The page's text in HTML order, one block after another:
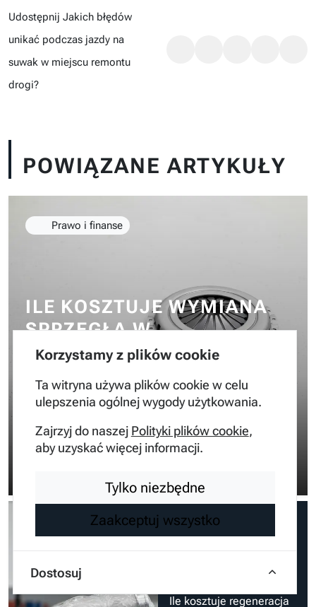
Korzystamy z plików cookie
Ta witryna używa plików cookie w celu
ulepszenia ogólnej wygody użytkowania.
Zajrzyj do naszej Polityki plików cookie,
aby uzyskać więcej informacji.
Tylko niezbędne
Zaakceptuj wszystko
Dostosuj
Udostępnij Jakich błędów
unikać podczas jazdy na
suwak w miejscu remontu
drogi?
POWIĄZANE ARTYKUŁY
Prawo i finanse
ILE KOSZTUJE WYMIANA
SPRZĘGŁA W
NOWOCZESNYM
SAMOCHODZIE?
Zrozumienie kosztów wymiany sprzęgła wymaga
napędu oraz specyfiki konkretnego modelu pojazdu.
W mojej pracy inżynierski…
ILE KOSZTUJE
PROFESJONALNA
REGENERACJA
Ile kosztuje regeneracja